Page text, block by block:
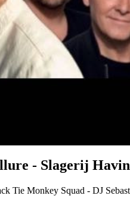
- Slagerij
Tie Monkey Squad - DJ